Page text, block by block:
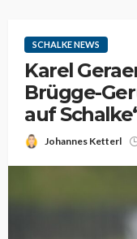
SCHALKE NEWS
Karel
Brügge-
auf
Johannes Ketterl